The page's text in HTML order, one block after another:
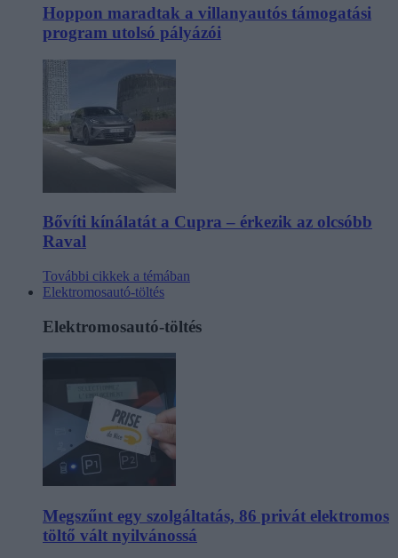
Hoppon maradtak a villanyautós támogatási
program utolsó pályázói
Bővíti kínálatát a Cupra – érkezik az olcsóbb
Raval
További cikkek a témában
Elektromosautó-töltés
Elektromosautó-töltés
Megszűnt egy szolgáltatás, 86 privát elektromos
töltő vált nyilvánossá